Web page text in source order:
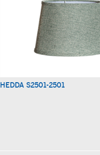
HEDDA S2501-2501